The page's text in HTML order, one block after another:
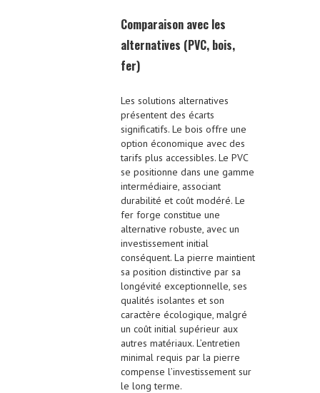
Comparaison avec les
alternatives (PVC, bois,
fer)
Les solutions alternatives
présentent des écarts
significatifs. Le bois offre une
option économique avec des
tarifs plus accessibles. Le PVC
se positionne dans une gamme
intermédiaire, associant
durabilité et coût modéré. Le
fer forge constitue une
alternative robuste, avec un
investissement initial
conséquent. La pierre maintient
sa position distinctive par sa
longévité exceptionnelle, ses
qualités isolantes et son
caractère écologique, malgré
un coût initial supérieur aux
autres matériaux. L’entretien
minimal requis par la pierre
compense l’investissement sur
le long terme.